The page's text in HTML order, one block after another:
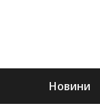
Новини